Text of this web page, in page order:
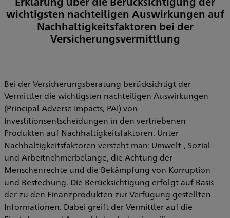
wichtigsten nachteiligen Auswirkungen auf
Nachhaltigkeitsfaktoren bei der
Versicherungsvermittlung
Bei der Versicherungsberatung berücksichtigt der
Vermittler die wichtigsten nachteiligen Auswirkungen
(Principal Adverse Impacts, PAI) von
Investitionsentscheidungen in den vertriebenen
Produkten auf Nachhaltigkeitsfaktoren. Unter
Nachhaltigkeitsfaktoren versteht man: Umwelt-, Sozial-
und Arbeitnehmerbelange, die Achtung der
Menschenrechte und die Bekämpfung von Korruption
und Bestechung. Die Berücksichtigung erfolgt auf Basis
der zu den Finanzprodukten zur Verfügung gestellten
Informationen. Dabei greift der Vermittler auf die